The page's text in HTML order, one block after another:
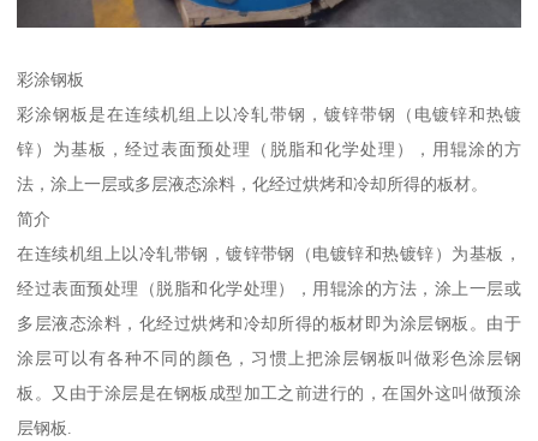
彩涂钢板
彩涂钢板是在连续机组上以冷轧带钢，镀锌带钢（电镀锌和热镀
锌）为基板，经过表面预处理（脱脂和化学处理），用辊涂的方
法，涂上一层或多层液态涂料，化经过烘烤和冷却所得的板材。
简介
在连续机组上以冷轧带钢，镀锌带钢（电镀锌和热镀锌）为基板，
经过表面预处理（脱脂和化学处理），用辊涂的方法，涂上一层或
多层液态涂料，化经过烘烤和冷却所得的板材即为涂层钢板。由于
涂层可以有各种不同的颜色，习惯上把涂层钢板叫做彩色涂层钢
板。又由于涂层是在钢板成型加工之前进行的，在国外这叫做预涂
层钢板.